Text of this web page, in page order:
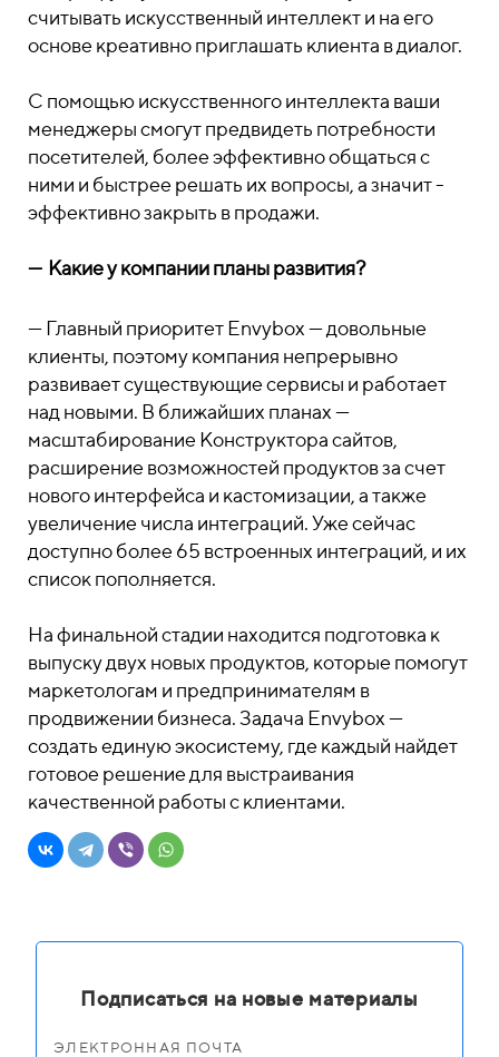
считывать искусственный интеллект и на его
основе креативно приглашать клиента в диалог.
С помощью искусственного интеллекта ваши
менеджеры смогут предвидеть потребности
посетителей, более эффективно общаться с
ними и быстрее решать их вопросы, а значит -
эффективно закрыть в продажи.
— Какие у компании планы развития?
—Главный приоритет Envybox — довольные
клиенты, поэтому компания непрерывно
развивает существующие сервисы и работает
над новыми. В ближайших планах —
масштабирование Конструктора сайтов,
расширение возможностей продуктов за счет
нового интерфейса и кастомизации, а также
увеличение числа интеграций. Уже сейчас
доступно более 65 встроенных интеграций, и их
список пополняется.
На финальной стадии находится подготовка к
выпуску двух новых продуктов, которые помогут
маркетологам и предпринимателям в
продвижении бизнеса. Задача Envybox —
создать единую экосистему, где каждый найдет
готовое решение для выстраивания
качественной работы с клиентами.
Подписаться на новые материалы
ЭЛЕКТРОННАЯ ПОЧТА